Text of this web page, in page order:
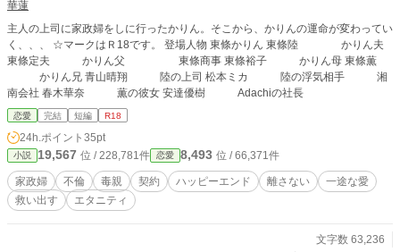
華蓮
主人の上司に家政婦をしに行ったかりん。そこから、かりんの運命が変わってい
く、、、 ☆マークはＲ18です。 登場人物 東條かりん 東條陸 かりん夫
東條定夫 かりん父 東條商事 東條裕子 かりん母 東條薫
かりん兄 青山晴翔 陸の上司 松本ミカ 陸の浮気相手 湘
南会社 春木華奈 薫の彼女 安達優樹 Adachiの社長
恋愛 完結 短編 R18
24h.ポイント 35pt
小説 19,567 位 / 228,781件 恋愛 8,493 位 / 66,371件
家政婦 不倫 毒親 契約 ハッピーエンド 離さない
一途な愛
救い出す
エタニティ
文字数 63,236